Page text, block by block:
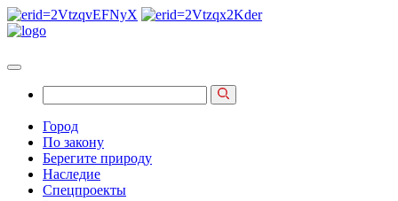
Город
По закону
Берегите природу
Наследие
Спецпроекты